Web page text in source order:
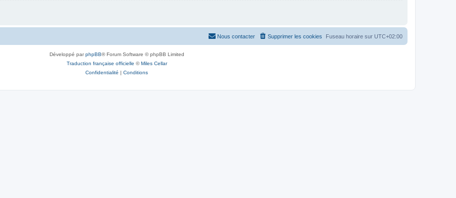
Fuseau horaire sur UTC+02:00
Supprimer les cookies
Nous contacter
Développé parphpBB® Forum Software © phpBB Limited
Traduction française officielle ©Miles Cellar
Confidentialité | Conditions